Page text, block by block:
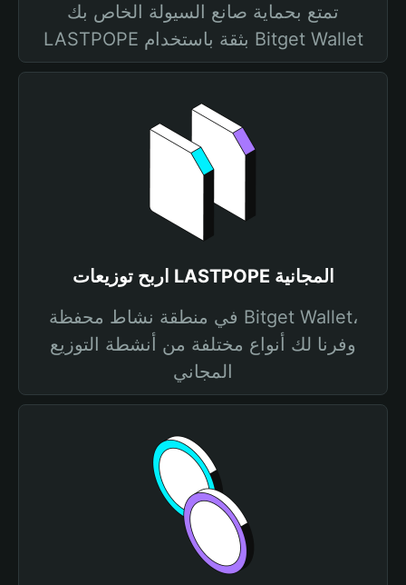
تمتع بحماية صانع السيولة الخاص بك
LASTPOPE بثقة باستخدام Bitget Wallet
اربح توزيعات LASTPOPE المجانية
في منطقة نشاط محفظة Bitget Wallet،
وفرنا لك أنواع مختلفة من أنشطة التوزيع
المجاني